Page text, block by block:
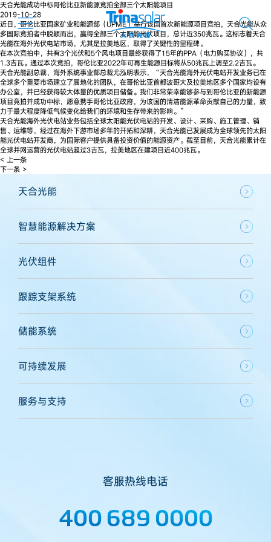
天合光能成功中标哥伦比亚新能源竞拍全部三个太阳能项目
2019-10-28
近日，哥伦比亚国家矿业和能源部（UPME）举行该国首次新能源项目竞拍，天合光能从众
多国际竞拍者中脱颖而出，赢得全部三个太阳能光伏项目，总计近350兆瓦。这标志着天合
光能在海外光伏电站市场，尤其是拉美地区，取得了关键性的里程碑。
在本次竞拍中，共有3个光伏和5个风电项目最终获得了15年的PPA（电力购买协议），共
1.3吉瓦。通过本次竞拍，哥伦比亚2022年可再生能源目标将从50兆瓦上调至2.2吉瓦。
天合光能副总裁，海外系统事业部总裁尤泓明表示，“天合光能海外光伏电站开发业务已在
全球多个重要市场建立了属地化的团队，在哥伦比亚首都波哥大及拉美地区多个国家均设有
办公室，并已经获得较大体量的优质项目储备。我们非常荣幸能够参与到哥伦比亚的新能源
项目竞拍并成功中标，愿意携手哥伦比亚政府，为该国的清洁能源革命贡献自己的力量，致
力于最大程度降低气候变化给我们的环境和生存带来的影响。”
天合光能海外光伏电站业务包括全球太阳能光伏电站的开发、设计、采购、施工管理、销
售、运维等，经过在海外下游市场多年的开拓和深耕，天合光能已发展成为全球领先的太阳
能光伏电站开发商，为国际客户提供具备投资价值的能源资产。截至目前，天合光能累计在
全球并网运营的光伏电站超过3吉瓦，拉美地区在建项目近400兆瓦。
< 上一条
下一条 >
天合光能
智慧能源解决方案
光伏组件
跟踪支架系统
储能系统
可持续发展
服务与支持
客服热线电话
400 689 0000